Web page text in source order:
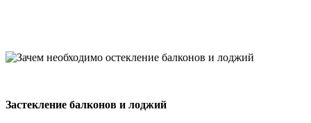
Застекление балконов и лоджий